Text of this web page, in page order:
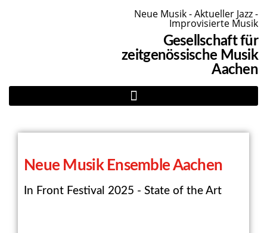
Neue Musik - Aktueller Jazz -
Improvisierte Musik
Gesellschaft für
zeitgenössische Musik
Aachen
Neue Musik Ensemble Aachen
In Front Festival 2025 - State of the Art